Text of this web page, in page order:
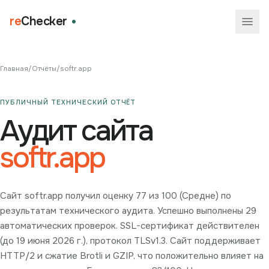
reChecker
Главная/Отчёты/softr.app
ПУБЛИЧНЫЙ ТЕХНИЧЕСКИЙ ОТЧЁТ
Аудит сайта
softr.app
Сайт softr.app получил оценку 77 из 100 (Средне) по
результатам технического аудита. Успешно выполнены 29
автоматических проверок. SSL-сертификат действителен
(до 19 июня 2026 г.), протокол TLSv1.3. Сайт поддерживает
HTTP/2 и сжатие Brotli и GZIP, что положительно влияет на